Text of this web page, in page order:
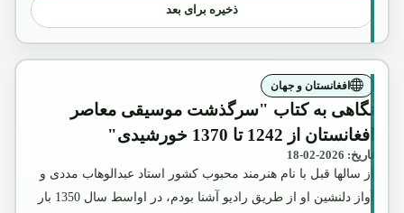
ذخیره برای بعد
افغانستان و جهان
نگاهی به کتاب "سرگذشت موسیقی معاصر
افغانستان از 1242 تا 1370 خورشیدی"
تاریخ: 2026-02-18
از سالها قبل با نام هنرمند محبوب کشور استاد عبدالوهاب مددی و
آواز دلنشین او از طریق رادیو آشنا بودم، در اواسط سال 1350 بار